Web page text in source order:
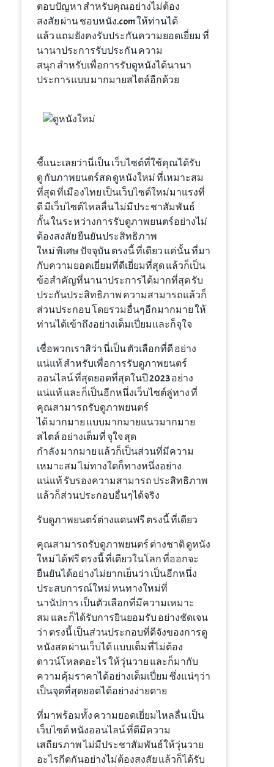
ตอบปัญหา สำหรับคุณอย่างไม่ต้อง
สงสัย ผ่านชอบหนัง.comให้ท่านได้
แล้ว แถมยังคงรับประกันความยอดเยี่ยม ที่
นานาประการรับประกันความ
สนุก สำหรับเพื่อการรับดูหนังได้นานา
ประการแบบ มากมายสไตล์อีกด้วย
ชี้แนะเลยว่านี่เป็นเว็บไซต์ที่ใช้คุณได้รับ
ดูกับภาพยนตร์สดดูหนังใหม่ที่เหมาะสม
ที่สุดที่เมืองไทย เป็นเว็บไซต์ใหม่มาแรงที่
ดีมีเว็บไซต์ไหลลื่นไม่มีประชาสัมพันธ์
กั้นในระหว่างการรับดูภาพยนตร์อย่างไม่
ต้องสงสัยยืนยันประสิทธิภาพ
ใหม่พิเศษปัจจุบันตรงนี้ที่เดียว แค่นั้นที่มา
กับความยอดเยี่ยมที่ดีเยี่ยมที่สุดแล้วก็เป็น
ข้อสำคัญที่นานาประการได้มากที่สุดรับ
ประกันประสิทธิภาพ ความสามารถแล้วก็
ส่วนประกอบโดยรวมอื่นๆอีกมากมายให้
ท่านได้เข้าถึงอย่างเต็มเปี่ยมและก็จุใจ
เชื่อพวกเราสิว่า นี่เป็นตัวเลือกที่ดีอย่าง
แน่แท้ สำหรับเพื่อการรับดูภาพยนตร์
ออนไลน์ที่สุดยอดที่สุดในปี2023อย่าง
แน่แท้ และก็เป็นอีกหนึ่งเว็บไซต์ลู่ทางที่
คุณสามารถรับดูภาพยนตร์
ได้มากมาย แบบมากมายแนวมากมาย
สไตล์ อย่างเต็มที่ จุใจ สุด
กำลัง มากมาย แล้วก็เป็นส่วนที่มีความ
เหมาะสม ไม่ทางใดก็ทางหนึ่งอย่าง
แน่แท้ รับรองความสามารถประสิทธิภาพ
แล้วก็ส่วนประกอบอื่นๆได้จริง
รับดูภาพยนตร์ต่างแดนฟรี ตรงนี้ที่เดียว
คุณสามารถรับดูภาพยนตร์ ต่างชาติดูหนัง
ใหม่ได้ฟรี ตรงนี้ที่เดียวในโลกที่ออกจะ
ยืนยันได้อย่างไม่ยากเย็นว่า เป็นอีกหนึ่ง
ประสบการณ์ใหม่หนทางใหม่ที่
นานัปการ เป็นตัวเลือกที่มีความเหมาะ
สม และก็ได้รับการยินยอมรับ อย่างชัดเจน
ว่า ตรงนี้เป็นส่วนประกอบที่ดีจังของการดู
หนังสดผ่านเว็บได้แบบเต็มที่ไม่ต้อง
ดาวน์โหลดอะไรให้วุ่นวาย และก็มากับ
ความคุ้มราคาได้อย่างเต็มเปี่ยม ซึ่งแน่ๆว่า
เป็นจุดที่สุดยอดได้อย่างง่ายดาย
ที่มาพร้อมทั้ง ความยอดเยี่ยมไหลลื่นเป็น
เว็บไซต์หนังออนไลน์ที่ดีมีความ
เสถียรภาพไม่มีประชาสัมพันธ์ให้วุ่นวาย
อะไรกีดกันอย่างไม่ต้องสงสัย แล้วก็ได้รับ